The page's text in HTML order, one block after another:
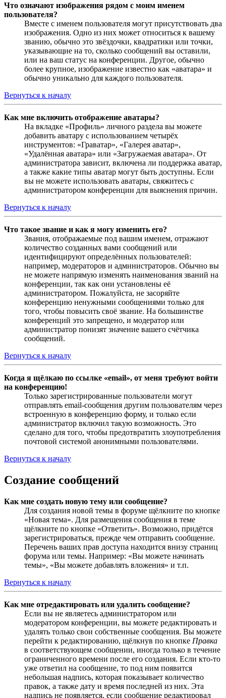
Что означают изображения рядом с моим именем
пользователя?
Вместе с именем пользователя могут присутствовать два
изображения. Одно из них может относиться к вашему
званию, обычно это звёздочки, квадратики или точки,
указывающие на то, сколько сообщений вы оставили,
или на ваш статус на конференции. Другое, обычно
более крупное, изображение известно как «аватара» и
обычно уникально для каждого пользователя.
Вернуться к началу
Как мне включить отображение аватары?
На вкладке «Профиль» личного раздела вы можете
добавить аватару с использованием четырёх
инструментов: «Граватар», «Галерея аватар»,
«Удалённая аватара» или «Загружаемая аватара». От
администратора зависит, включена ли поддержка аватар,
а также какие типы аватар могут быть доступны. Если
вы не можете использовать аватары, свяжитесь с
администратором конференции для выяснения причин.
Вернуться к началу
Что такое звание и как я могу изменить его?
Звания, отображаемые под вашим именем, отражают
количество созданных вами сообщений или
идентифицируют определённых пользователей:
например, модераторов и администраторов. Обычно вы
не можете напрямую изменять наименования званий на
конференции, так как они установлены её
администратором. Пожалуйста, не засоряйте
конференцию ненужными сообщениями только для
того, чтобы повысить своё звание. На большинстве
конференций это запрещено, и модератор или
администратор понизят значение вашего счётчика
сообщений.
Вернуться к началу
Когда я щёлкаю по ссылке «email», от меня требуют войти
на конференцию!
Только зарегистрированные пользователи могут
отправлять email-сообщения другим пользователям через
встроенную в конференцию форму, и только если
администратор включил такую возможность. Это
сделано для того, чтобы предотвратить злоупотребления
почтовой системой анонимными пользователями.
Вернуться к началу
Создание сообщений
Как мне создать новую тему или сообщение?
Для создания новой темы в форуме щёлкните по кнопке
«Новая тема». Для размещения сообщения в теме
щёлкните по кнопке «Ответить». Возможно, придётся
зарегистрироваться, прежде чем отправить сообщение.
Перечень ваших прав доступа находится внизу страниц
форума или темы. Например: «Вы можете начинать
темы», «Вы можете добавлять вложения» и т.п.
Вернуться к началу
Как мне отредактировать или удалить сообщение?
Если вы не являетесь администратором или
модератором конференции, вы можете редактировать и
удалять только свои собственные сообщения. Вы можете
перейти к редактированию, щёлкнув по кнопке Правка
в соответствующем сообщении, иногда только в течение
ограниченного времени после его создания. Если кто-то
уже ответил на сообщение, то под ним появится
небольшая надпись, которая показывает количество
правок, а также дату и время последней из них. Эта
надпись не появляется, если сообщение редактировал